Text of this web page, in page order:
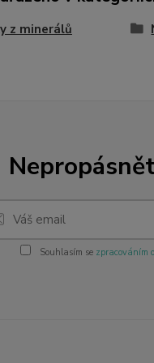
z minerálů
Souhlasím se zpracováním